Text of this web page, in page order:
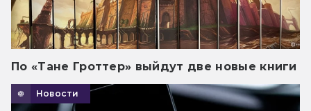
По «Тане Гроттер» выйдут две новые книги
Новости